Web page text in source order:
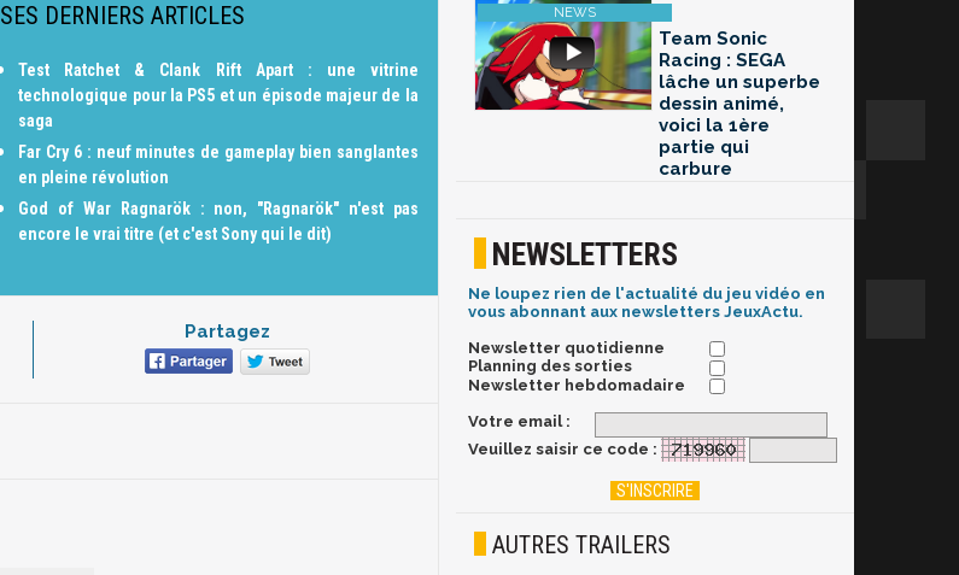
SES DERNIERS ARTICLES
Test Ratchet & Clank Rift Apart : une vitrine
technologique pour la PS5 et un épisode majeur de la
saga
Far Cry 6 : neuf minutes de gameplay bien sanglantes
en pleine révolution
God of War Ragnarök : non, "Ragnarök" n'est pas
encore le vrai titre (et c'est Sony qui le dit)
Partagez
Team Sonic
Racing : SEGA
lâche un superbe
dessin animé,
voici la 1ère
partie qui
carbure
NEWSLETTERS
Ne loupez rien de l'actualité du jeu vidéo en
vous abonnant aux newsletters JeuxActu.
Newsletter quotidienne
Planning des sorties
Newsletter hebdomadaire
Votre email :
Veuillez saisir ce code :
AUTRES TRAILERS